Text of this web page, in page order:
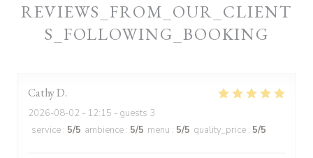
REVIEWS_FROM_OUR_CLIENT
S_FOLLOWING_BOOKING
CathyD
2026-08-02 - 12:15 - guests 3
service : 5/5 ambience : 5/5 menu : 5/5 quality_price : 5/5